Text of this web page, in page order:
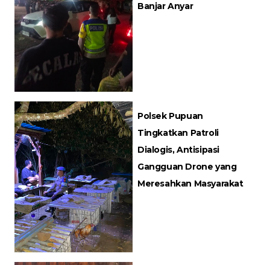
Banjar Anyar
Polsek Pupuan
Tingkatkan Patroli
Dialogis, Antisipasi
Gangguan Drone yang
Meresahkan Masyarakat